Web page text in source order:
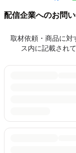
配信企業へのお問
取材依頼・商品に対
ス内に記載され